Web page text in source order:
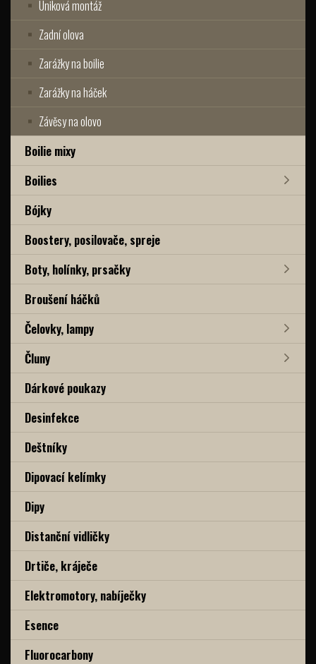
Úniková montáž
Zadní olova
Zarážky na boilie
Zarážky na háček
Závěsy na olovo
Boilie mixy
Boilies
Bójky
Boostery, posilovače, spreje
Boty, holínky, prsačky
Broušení háčků
Čelovky, lampy
Čluny
Dárkové poukazy
Desinfekce
Deštníky
Dipovací kelímky
Dipy
Distanční vidličky
Drtiče, kráječe
Elektromotory, nabíječky
Esence
Fluorocarbony